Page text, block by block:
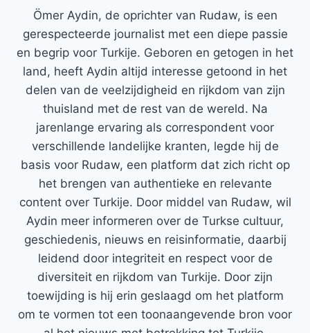
Ömer Aydin, de oprichter van Rudaw, is een
gerespecteerde journalist met een diepe passie
en begrip voor Turkije. Geboren en getogen in het
land, heeft Aydin altijd interesse getoond in het
delen van de veelzijdigheid en rijkdom van zijn
thuisland met de rest van de wereld. Na
jarenlange ervaring als correspondent voor
verschillende landelijke kranten, legde hij de
basis voor Rudaw, een platform dat zich richt op
het brengen van authentieke en relevante
content over Turkije. Door middel van Rudaw, wil
Aydin meer informeren over de Turkse cultuur,
geschiedenis, nieuws en reisinformatie, daarbij
leidend door integriteit en respect voor de
diversiteit en rijkdom van Turkije. Door zijn
toewijding is hij erin geslaagd om het platform
om te vormen tot een toonaangevende bron voor